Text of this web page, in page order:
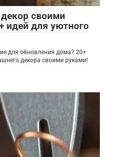
своими
идей для уютного
для обновления дома? 20+
декора своими руками!